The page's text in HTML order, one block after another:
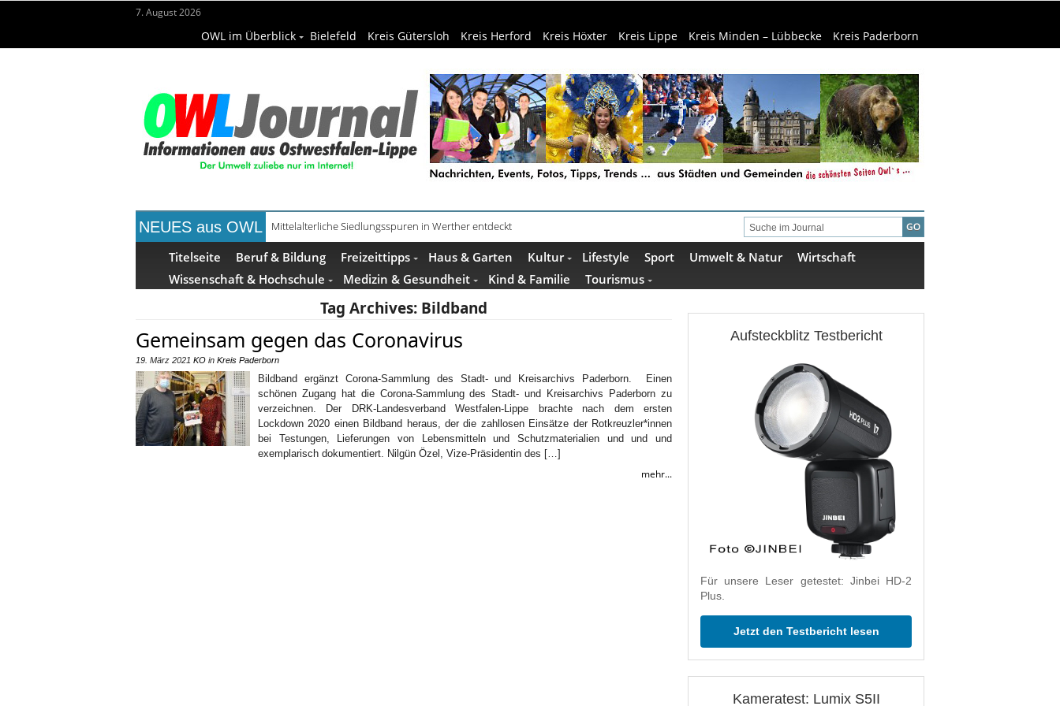
7. August 2026
OWL im Überblick Bielefeld Kreis Gütersloh Kreis Herford Kreis Höxter Kreis Lippe Kreis Minden – Lübbecke Kreis Paderborn
NEUES aus OWL
Mittelalterliche Siedlungsspuren in Werther entdeckt
Mühlenquilter auf dem Museumshof zeigen ihre Quilts
Titelseite Beruf & Bildung Freizeittipps Haus & Garten Kultur Lifestyle Sport Umwelt & Natur
Wirtschaft
Wissenschaft & Hochschule
Medizin & Gesundheit Kind & Familie Tourismus
Tag Archives: Bildband
Gemeinsam gegen das Coronavirus
19. März 2021 KO in Kreis Paderborn
Bildband ergänzt Corona-Sammlung des Stadt- und Kreisarchivs Paderborn. Einen
schönen Zugang hat die Corona-Sammlung des Stadt- und Kreisarchivs Paderborn zu
verzeichnen. Der DRK-Landesverband Westfalen-Lippe brachte nach dem ersten
Lockdown 2020 einen Bildband heraus, der die zahllosen Einsätze der Rotkreuzler*innen
bei Testungen, Lieferungen von Lebensmitteln und Schutzmaterialien und und und
exemplarisch dokumentiert. Nilgün Özel, Vize-Präsidentin des […]
mehr...
Aufsteckblitz Testbericht
Für unsere Leser getestet: Jinbei HD-2
Plus.
Jetzt den Testbericht lesen
Kameratest: Lumix S5II